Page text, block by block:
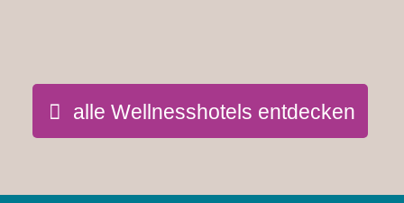
alle Wellnesshotels entdecken